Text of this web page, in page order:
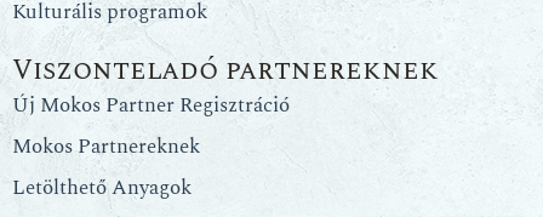
Kulturális programok
Viszonteladó partnereknek
Új Mokos Partner Regisztráció
Mokos Partnereknek
Letölthető Anyagok